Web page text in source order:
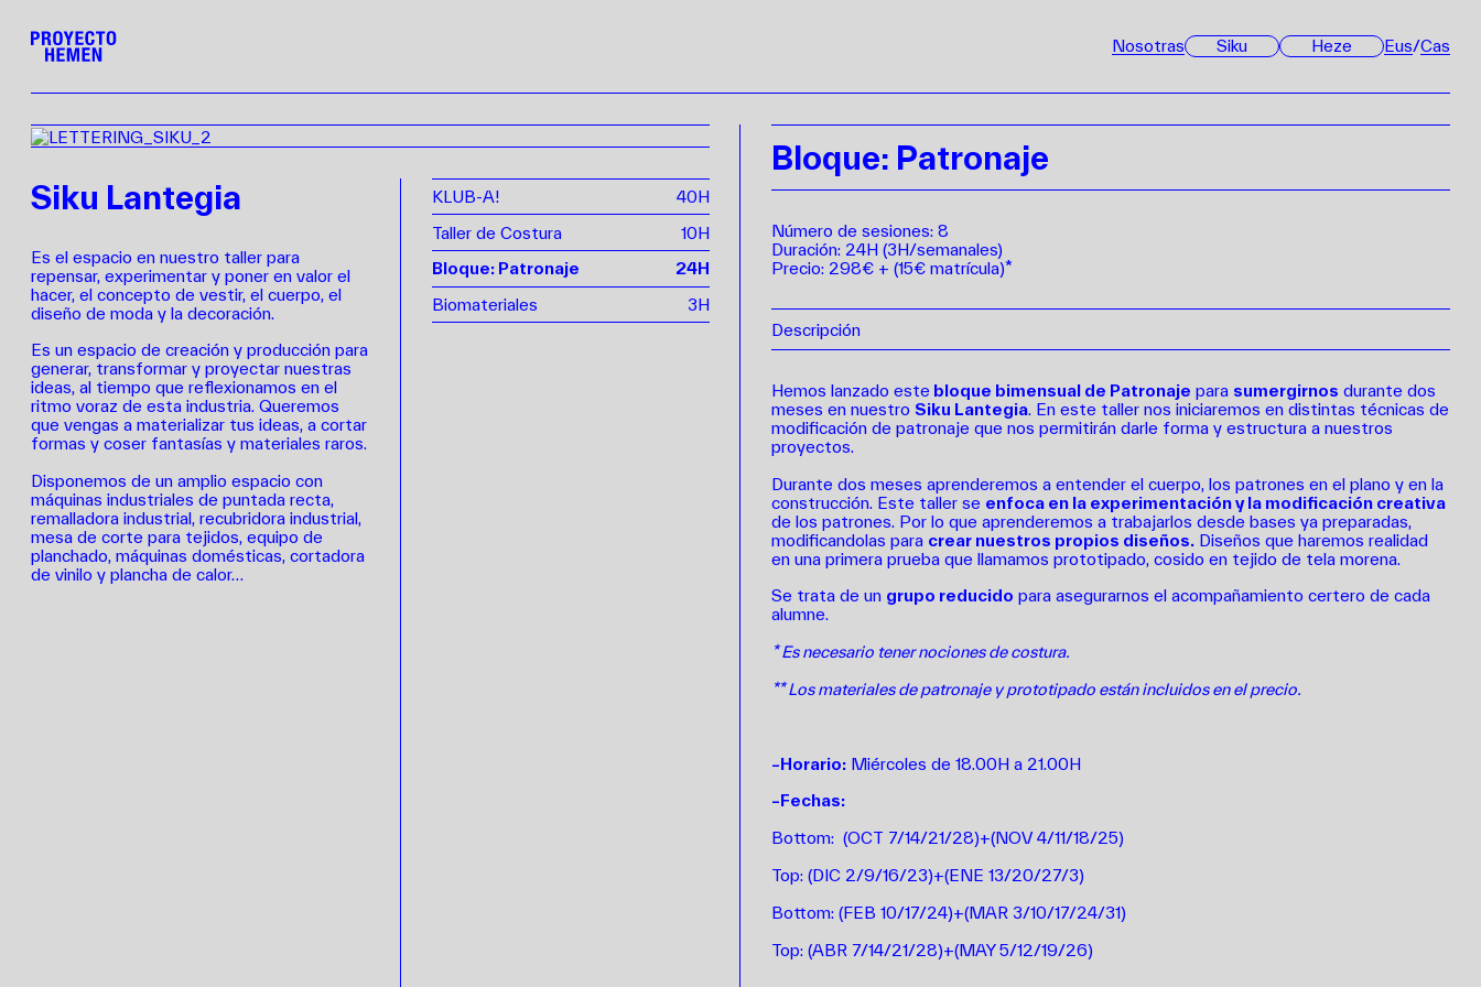
Nosotras Siku Heze Eus/Cas
Siku Lantegia
Es el espacio en nuestro taller para
repensar, experimentar y poner en valor el
hacer, el concepto de vestir, el cuerpo, el
diseño de moda y la decoración.
Es un espacio de creación y producción para
generar, transformar y proyectar nuestras
ideas, al tiempo que reflexionamos en el
ritmo voraz de esta industria. Queremos
que vengas a materializar tus ideas, a cortar
formas y coser fantasías y materiales raros.
Disponemos de un amplio espacio con
máquinas industriales de puntada recta,
remalladora industrial, recubridora industrial,
mesa de corte para tejidos, equipo de
planchado, máquinas domésticas, cortadora
de vinilo y plancha de calor…
KLUB-A!
40H
Taller de Costura
10H
Bloque: Patronaje
24H
Biomateriales
3H
Bloque: Patronaje
Número de sesiones: 8
Duración: 24H (3H/semanales)
Precio: 298€ + (15€ matrícula)*
Descripción
Hemos lanzado este bloque bimensual de Patronaje para sumergirnos durante dos
meses en nuestro Siku Lantegia. En este taller nos iniciaremos en distintas técnicas de
modificación de patronaje que nos permitirán darle forma y estructura a nuestros
proyectos.
Durante dos meses aprenderemos a entender el cuerpo, los patrones en el plano y en la
construcción. Este taller se enfoca en la experimentación y la modificación creativa
de los patrones. Por lo que aprenderemos a trabajarlos desde bases ya preparadas,
modificandolas para crear nuestros propios diseños.Diseños que haremos realidad
en una primera prueba que llamamos prototipado, cosido en tejido de tela morena.
Se trata de un grupo reducido para asegurarnos el acompañamiento certero de cada
alumne.
* Es necesario tener nociones de costura.
** Los materiales de patronaje y prototipado están incluidos en el precio.
–Horario:Miércoles de 18.00H a 21.00H
–Fechas:
Bottom: (OCT 7/14/21/28)+(NOV 4/11/18/25)
Top: (DIC 2/9/16/23)+(ENE 13/20/27/3)
Bottom: (FEB 10/17/24)+(MAR 3/10/17/24/31)
Top: (ABR 7/14/21/28)+(MAY 5/12/19/26)